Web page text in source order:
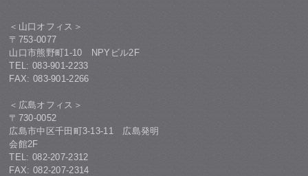
＜山口オフィス＞
〒753-0077
山口市熊野町1-10 NPYビル2F
TEL: 083-901-2233
FAX: 083-901-2266
＜広島オフィス＞
〒730-0052
広島市中区千田町3-13-11 広島発明
会館2F
TEL: 082-207-2312
FAX: 082-207-2314